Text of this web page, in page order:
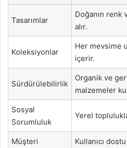
Tasarımlar
Doğanın renk
alır.
Koleksiyonlar
Her mevsime
içerir.
Sürdürülebilirlik
Organik ve
malzemeler
Sosyal
Sorumluluk
Yerel
Müşteri
Kullanıcı